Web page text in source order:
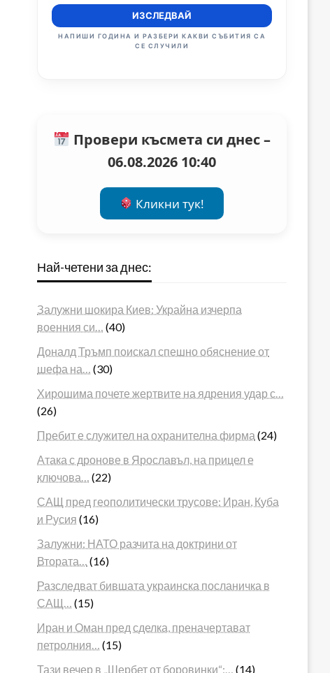
ИЗСЛЕДВАЙ
НАПИШИ ГОДИНА И РАЗБЕРИ КАКВИ СЪБИТИЯ СА
СЕ СЛУЧИЛИ
Провери късмета си днес –
06.08.2026 10:40
Кликни тук!
Най-четени за днес:
Залужни шокира Киев: Украйна изчерпа
военния си…
(40)
Доналд Тръмп поискал спешно обяснение от
шефа на…
(30)
Хирошима почете жертвите на ядрения удар с…
(26)
Пребит е служител на охранителна фирма (24)
Атака с дронове в Ярославъл, на прицел е
ключова…
(22)
САЩ пред геополитически трусове: Иран, Куба
и Русия (16)
Залужни: НАТО разчита на доктрини от
Втората…
(16)
Разследват бившата украинска посланичка в
САЩ…
(15)
Иран и Оман пред сделка, преначертават
петролния…
(15)
Тази вечер в „Шербет от боровинки“:…
(14)